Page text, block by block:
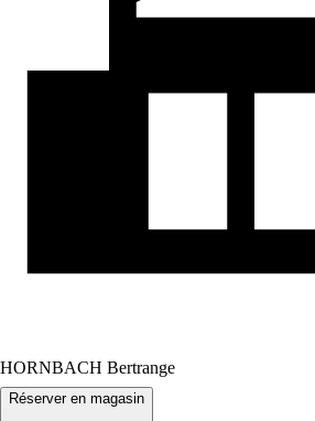
HORNBACH Bertrange
Réserver en magasin